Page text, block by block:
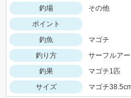
釣場
その他
ポイント
釣魚
マゴチ
釣り方
サーフルアー
釣果
マゴチ1匹
サイズ
マゴチ